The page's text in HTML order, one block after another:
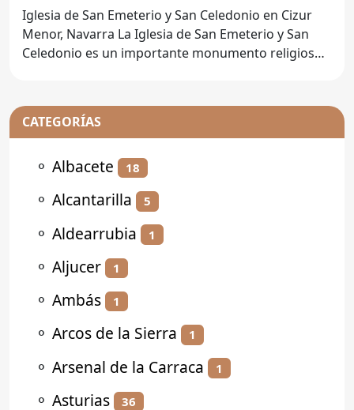
Iglesia de San Emeterio y San Celedonio en Cizur
Menor, Navarra La Iglesia de San Emeterio y San
Celedonio es un importante monumento religioso
CATEGORÍAS
⚬ Albacete 18
⚬ Alcantarilla 5
⚬ Aldearrubia 1
⚬ Aljucer 1
⚬ Ambás 1
⚬ Arcos de la Sierra 1
⚬ Arsenal de la Carraca 1
⚬ Asturias 36